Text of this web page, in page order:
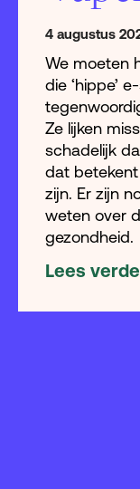
4 augustus
We moeten
die ‘hippe’
Ze lijken
schadelijk
dat
zijn. Er zijn
weten over
gezondheid.
Lees